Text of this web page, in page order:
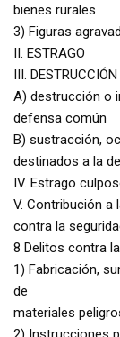
bienes rurales
3) Figuras
II. ESTRAGO
III.
A) destrucción o
defensa común
B) sustracción,
destinados a la
IV. Estrago
V. Contribución a
contra la
8 Delitos contra
1) Fabricación,
de
materiales